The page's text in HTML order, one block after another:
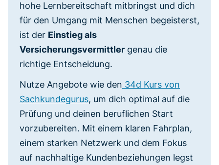
hohe Lernbereitschaft mitbringst und dich
für den Umgang mit Menschen begeisterst,
ist der Einstieg als
Versicherungsvermittler genau die
richtige Entscheidung.
Nutze Angebote wie den 34d Kurs von
Sachkundegurus, um dich optimal auf die
Prüfung und deinen beruflichen Start
vorzubereiten. Mit einem klaren Fahrplan,
einem starken Netzwerk und dem Fokus
auf nachhaltige Kundenbeziehungen legst